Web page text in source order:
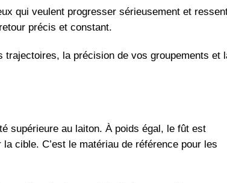
qui veulent progresser sérieusement et
précis et constant.
la précision de vos groupements et
supérieure au laiton. À poids égal, le fût est
cible. C’est le matériau de référence pour les